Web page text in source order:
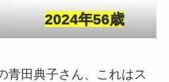
2024年56歳
青田典子さん、これはス